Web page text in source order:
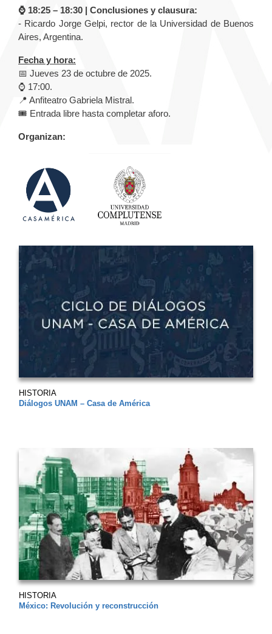
⌚️ 18:25 – 18:30 | Conclusiones y clausura:
- Ricardo Jorge Gelpi, rector de la Universidad de Buenos
Aires, Argentina.
Fecha y hora:
📅 Jueves 23 de octubre de 2025.
⌚️ 17:00.
📍 Anfiteatro Gabriela Mistral.
🎟️ Entrada libre hasta completar aforo.
Organizan:
HISTORIA
Diálogos UNAM – Casa de América
HISTORIA
México: Revolución y reconstrucción